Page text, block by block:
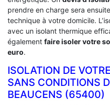
prendre en charge sera
technique à votre domicile.
avec un isolant thermique
également faire isoler votre
euro.
ISOLATION DE
SANS CONDITIONS
‎BEAUCENS (65400)